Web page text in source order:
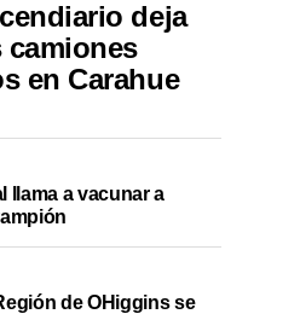
deja
camiones
en Carahue
llama a vacunar a
de OHiggins se